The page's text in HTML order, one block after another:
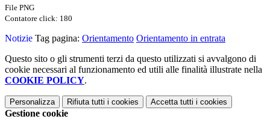
File PNG
Contatore click: 180
Notizie Tag pagina: Orientamento Orientamento in entrata
Questo sito o gli strumenti terzi da questo utilizzati si avvalgono di
cookie necessari al funzionamento ed utili alle finalità illustrate nella
COOKIE POLICY.
Personalizza Rifiuta tutti i cookies Accetta tutti i cookies
Gestione cookie